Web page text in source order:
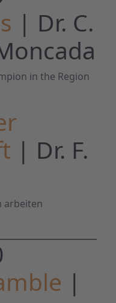
| Dr. C.
in the Region
| Dr. F.
arbeiten
|